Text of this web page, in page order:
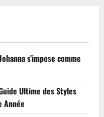
s’impose comme
Ultime des Styles
Année